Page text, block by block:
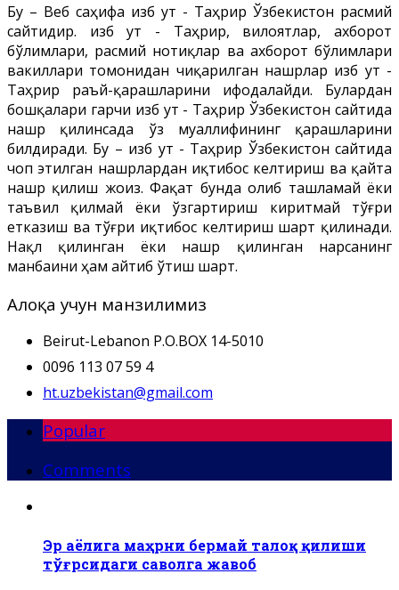
Бу – Веб саҳифа Ҳизб ут - Таҳрир Ўзбекистон расмий
сайтидир. Ҳизб ут - Таҳрир, вилоятлар, ахборот
бўлимлари, расмий нотиқлар ва ахборот бўлимлари
вакиллари томонидан чиқарилган нашрлар Ҳизб ут -
Таҳрир раъй-қарашларини ифодалайди. Булардан
бошқалари гарчи Ҳизб ут - Таҳрир Ўзбекистон сайтида
нашр қилинсада ўз муаллифининг қарашларини
билдиради. Бу – Ҳизб ут - Таҳрир Ўзбекистон сайтида
чоп этилган нашрлардан иқтибос келтириш ва қайта
нашр қилиш жоиз. Фақат бунда олиб ташламай ёки
таъвил қилмай ёки ўзгартириш киритмай тўғри
етказиш ва тўғри иқтибос келтириш шарт қилинади.
Нақл қилинган ёки нашр қилинган нарсанинг
манбаини ҳам айтиб ўтиш шарт.
Алоқа учун манзилимиз
Beirut-Lebanon P.O.BOX 14-5010
0096 113 07 59 4
ht.uzbekistan@gmail.com
Popular
Comments
Эр аёлига маҳрни бермай талоқ қилиши
тўғрсидаги саволга жавоб